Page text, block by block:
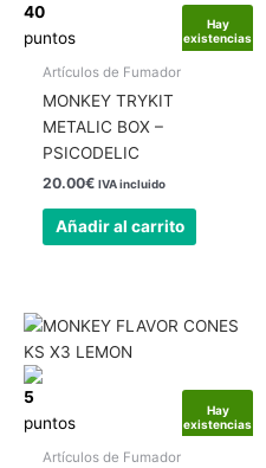
Hay
existencias
40
puntos
Artículos de Fumador
MONKEY TRYKIT
METALIC BOX –
PSICODELIC
20.00€ IVA incluido
Añadir al carrito
Hay
existencias
5
puntos
Artículos de Fumador